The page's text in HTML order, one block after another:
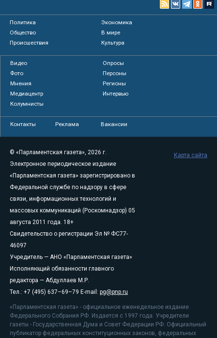
Политика
Экономика
Общество
В мире
Происшествия
Культура
Видео
Опросы
Фото
Персоны
Мнения
Регионы
Медиацентр
Интервью
Колумнисты
Контакты Реклама Вакансии
© «Парламентская газета», 2026 г.
Электронное периодическое издание
«Парламентская газета» зарегистрировано в
Федеральной службе по надзору в сфере
связи, информационных технологий и
массовых коммуникаций (Роскомнадзор) 05
августа 2011 года. 18+
Свидетельство о регистрации Эл № ФС77-
46097
Учредитель — АНО «Парламентская газета»
Исполняющий обязанности главного
редактора — Абдуллаев М.Р.
Тел.: +7 (495) 637–69–79 E-mail: pg@pnp.ru
«Парламентская газета» - официальное еженедельное издание
Федерального Собрания РФ. Издается с 1997 года. Учредители
газеты - Государственная Дума и Совет Федерации РФ. Официальный
публикатор федеральных конституционных законов, федеральных
Карта сайта